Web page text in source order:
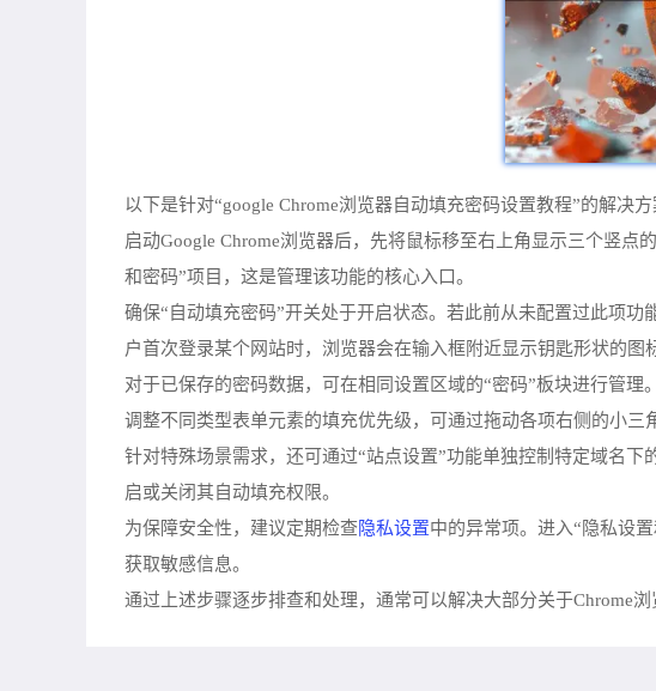
以下是针对“google Chrome浏览器自动填充密码设置教程”的解决方
启动Google Chrome浏览器后，先将鼠标移至右上角显示三个竖
和密码”项目，这是管理该功能的核心入口。
确保“自动填充密码”开关处于开启状态。若此前从未配置过此项
户首次登录某个网站时，浏览器会在输入框附近显示钥匙形状的图
对于已保存的密码数据，可在相同设置区域的“密码”板块进行管
调整不同类型表单元素的填充优先级，可通过拖动各项右侧的小三
针对特殊场景需求，还可通过“站点设置”功能单独控制特定域名下
启或关闭其自动填充权限。
为保障安全性，建议定期检查隐私设置中的异常项。进入“隐私设
获取敏感信息。
通过上述步骤逐步排查和处理，通常可以解决大部分关于Chrome